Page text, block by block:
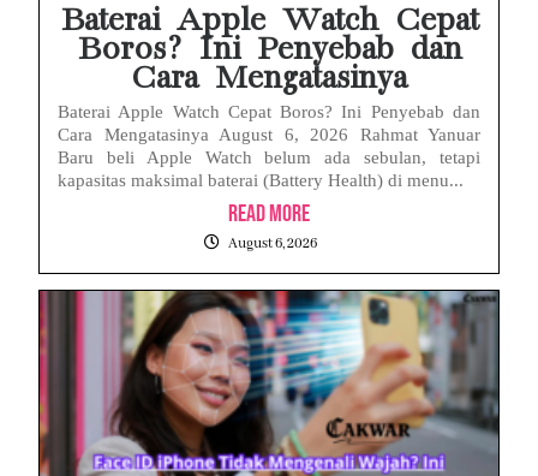
Baterai Apple Watch Cepat
Boros? Ini Penyebab dan
Cara Mengatasinya
Baterai Apple Watch Cepat Boros? Ini Penyebab dan
Cara Mengatasinya August 6, 2026 Rahmat Yanuar
Baru beli Apple Watch belum ada sebulan, tetapi
kapasitas maksimal baterai (Battery Health) di menu...
Read More
August 6, 2026